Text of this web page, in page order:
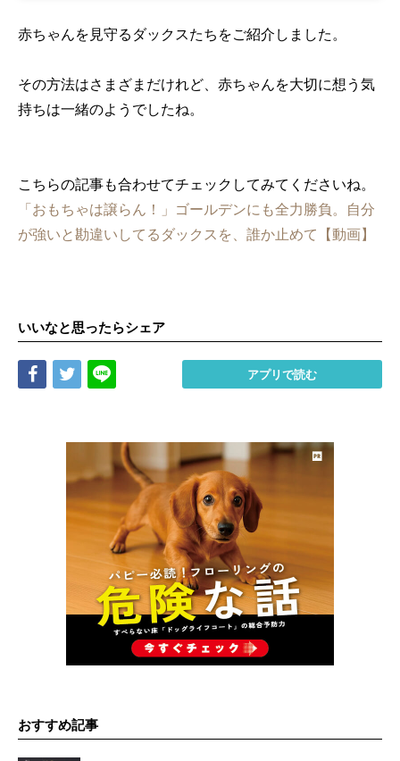
赤ちゃんを見守るダックスたちをご紹介しました。
その方法はさまざまだけれど、赤ちゃんを大切に想う気
持ちは一緒のようでしたね。
こちらの記事も合わせてチェックしてみてくださいね。
「おもちゃは譲らん！」ゴールデンにも全力勝負。自分
が強いと勘違いしてるダックスを、誰か止めて【動画】
いいなと思ったらシェア
Share Tweet アプリで読む
おすすめ記事